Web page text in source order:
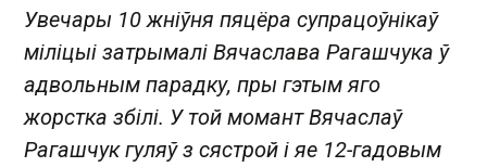
Увечары 10 жніўня пяцёра супрацоўнікаў
міліцыі затрымалі Вячаслава Рагашчука ў
адвольным парадку, пры гэтым яго
жорстка збілі. У той момант Вячаслаў
Рагашчук гуляў з сястрой і яе 12-гадовым